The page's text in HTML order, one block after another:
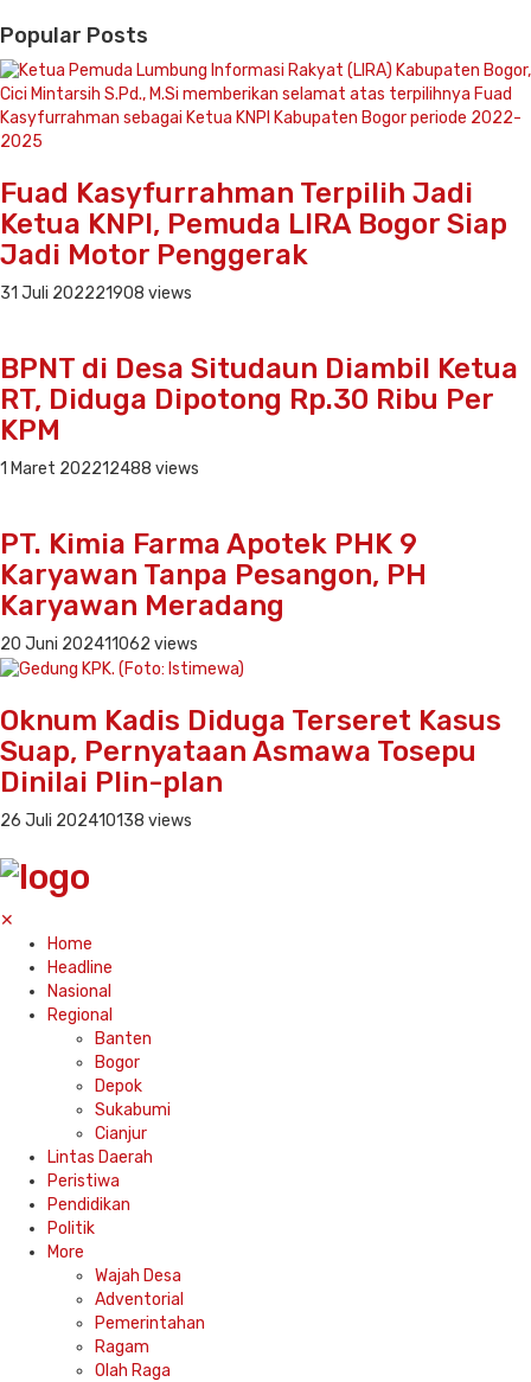
Popular Posts
Fuad Kasyfurrahman Terpilih Jadi
Ketua KNPI, Pemuda LIRA Bogor Siap
Jadi Motor Penggerak
31 Juli 202221908 views
BPNT di Desa Situdaun Diambil Ketua
RT, Diduga Dipotong Rp.30 Ribu Per
KPM
1 Maret 202212488 views
PT. Kimia Farma Apotek PHK 9
Karyawan Tanpa Pesangon, PH
Karyawan Meradang
20 Juni 202411062 views
Oknum Kadis Diduga Terseret Kasus
Suap, Pernyataan Asmawa Tosepu
Dinilai Plin-plan
26 Juli 202410138 views
✕
Home
Headline
Nasional
Regional
Banten
Bogor
Depok
Sukabumi
Cianjur
Lintas Daerah
Peristiwa
Pendidikan
Politik
More
Wajah Desa
Adventorial
Pemerintahan
Ragam
Olah Raga